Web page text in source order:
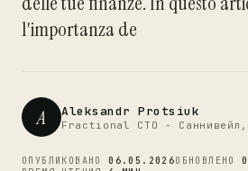
l'importanza de
A Aleksandr Protsiuk
Fractional CTO - Саннивейл,
ОПУБЛИКОВАНО06.05.2026ОБНОВЛЕНО